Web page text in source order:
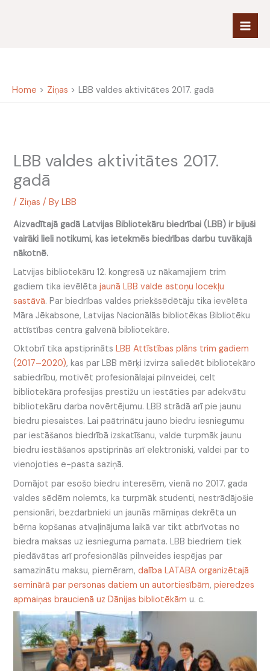
Home Ziņas LBB valdes aktivitātes 2017. gadā
LBB valdes aktivitātes 2017.
gadā
/ Ziņas / ByLBB
Aizvadītajā gadā Latvijas Bibliotekāru biedrībai (LBB) ir bijuši
vairāki lieli notikumi, kas ietekmēs biedrības darbu tuvākajā
nākotnē.
Latvijas bibliotekāru 12. kongresā uz nākamajiem trim
gadiem tika ievēlētajaunā LBB valde astoņu locekļu
sastāvā. Par biedrības valdes priekšsēdētāju tika ievēlēta
Māra Jēkabsone, Latvijas Nacionālās bibliotēkas Bibliotēku
attīstības centra galvenā bibliotekāre.
Oktobrī tika apstiprinātsLBB Attīstības plāns trim gadiem
(2017–2020), kas par LBB mērķi izvirza saliedēt bibliotekāro
sabiedrību, motivēt profesionālajai pilnveidei, celt
bibliotekāra profesijas prestižu un iestāties par adekvātu
bibliotekāru darba novērtējumu. LBB strādā arī pie jaunu
biedru piesaistes. Lai paātrinātu jauno biedru iesniegumu
par iestāšanos biedrībā izskatīšanu, valde turpmāk jaunu
biedru iestāšanos apstiprinās arī elektroniski, valdei par to
vienojoties e-pasta saziņā.
Domājot par esošo biedru interesēm, vienā no 2017. gada
valdes sēdēm nolemts, ka turpmāk studenti, nestrādājošie
pensionāri, bezdarbnieki un jaunās māmiņas dekrēta un
bērna kopšanas atvaļinājuma laikā var tikt atbrīvotas no
biedra maksas uz iesnieguma pamata. LBB biedriem tiek
piedāvātas arī profesionālās pilnveides iespējas par
samazinātu maksu, piemēram,dalība LATABA organizētajā
seminārā par personas datiem un autortiesībām,pieredzes
apmaiņas braucienā uz Dānijas bibliotēkām u. c.